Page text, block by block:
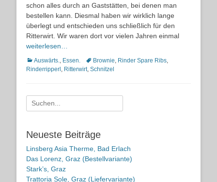
schon alles durch an Gaststätten, bei denen man
bestellen kann. Diesmal haben wir wirklich lange
überlegt und entschieden uns schließlich für den
Ritterwirt. Wir waren dort vor vielen Jahren einmal
weiterlesen…
Kategorien
Auswärts., Essen. Schlagworte
Brownie, Rinder Spare Ribs,
Rinderripperl , Ritterwirt, Schnitzel
Suche
nach:
Neueste Beiträge
Linsberg Asia Therme, Bad Erlach
Das Lorenz, Graz (Bestellvariante)
Stark’s, Graz
Trattoria Sole, Graz (Liefervariante)